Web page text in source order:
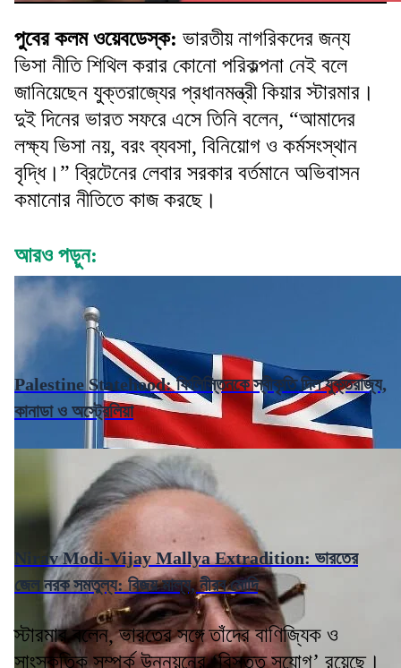
পুবের কলম ওয়েবডেস্ক: ভারতীয় নাগরিকদের জন্য
ভিসা নীতি শিথিল করার কোনো পরিকল্পনা নেই বলে
জানিয়েছেন যুক্তরাজ্যের প্রধানমন্ত্রী কিয়ার স্টারমার।
দুই দিনের ভারত সফরে এসে তিনি বলেন, “আমাদের
লক্ষ্য ভিসা নয়, বরং ব্যবসা, বিনিয়োগ ও কর্মসংস্থান
বৃদ্ধি।” ব্রিটেনের লেবার সরকার বর্তমানে অভিবাসন
কমানোর নীতিতে কাজ করছে।
আরও পড়ুন:
Palestine Statehood: ফিলিস্তিনকে স্বীকৃতি দিল যুক্তরাজ্য,
কানাডা ও অস্ট্রেলিয়া
Nirav Modi-Vijay Mallya Extradition: ভারতের
জেল নরক সমতুল্য: বিজয় মাল্য, নীরব মোদি
স্টারমার বলেন, ভারতের সঙ্গে তাঁদের বাণিজ্যিক ও
সাংস্কৃতিক সম্পর্ক উন্নয়নের ‘বিস্তৃত সুযোগ’ রয়েছে।